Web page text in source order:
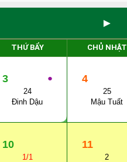
►
THỨ BẨY CHỦ NHẬT
●
3
24
Đinh Dậu
4
25
Mậu Tuất
10
1/1
11
2